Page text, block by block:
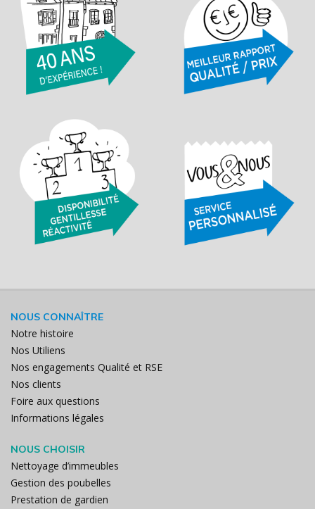
NOUS CONNAÎTRE
Notre histoire
Nos Utiliens
Nos engagements Qualité et RSE
Nos clients
Foire aux questions
Informations légales
NOUS CHOISIR
Nettoyage d’immeubles
Gestion des poubelles
Prestation de gardien